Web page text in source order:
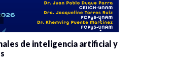
de inteligencia artificial y